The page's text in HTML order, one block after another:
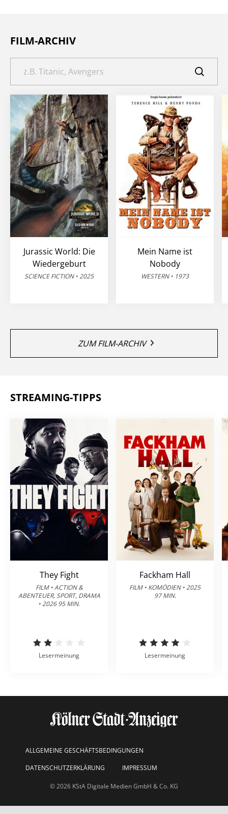
FILM-ARCHIV
Jurassic World: Die
Wiedergeburt
SCIENCE FICTION • 2025
Mein Name ist
Nobody
WESTERN • 1973
ZUM FILM-ARCHIV
STREAMING-TIPPS
They Fight
FILM • ACTION &
ABENTEUER, SPORT, DRAMA
• 2026 95 MIN.
Lesermeinung
Fackham Hall
FILM • KOMÖDIEN • 2025
97 MIN.
Lesermeinung
ALLGEMEINE GESCHÄFTSBEDINGUNGEN
DATENSCHUTZERKLÄRUNG
IMPRESSUM
© 2026 KStA Digitale Medien GmbH & Co. KG